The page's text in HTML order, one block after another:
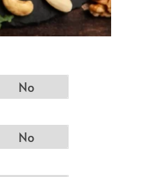
No
No